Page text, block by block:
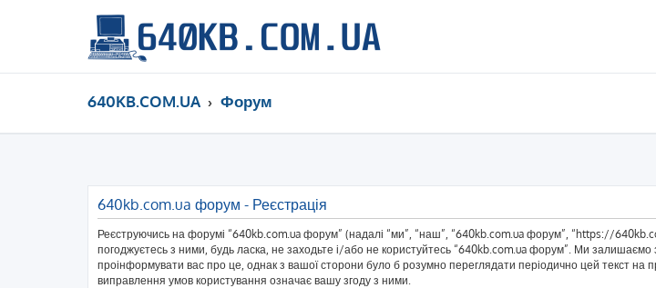
640KB.COM.UA Форум
640kb.com.ua форум - Реєстрація
Реєструючись на форумі “640kb.com.ua форум” (надалі “ми”, “наш”, “640kb.com.ua форум”, “https://
погоджуєтесь з ними, будь ласка, не заходьте і/або не користуйтесь “640kb.com.ua форум”. Ми
проінформувати вас про це, однак з вашої сторони було б розумно переглядати періодично цей текст
виправлення умов користування означає вашу згоду з ними.